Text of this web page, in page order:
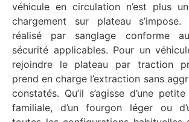
véhicule en circulation n’est plus
chargement sur plateau s’impose.
réalisé par sanglage conforme
sécurité applicables. Pour un
rejoindre le plateau par traction
prend en charge l’extraction sans
constatés. Qu’il s’agisse d’une
familiale, d’un fourgon léger ou